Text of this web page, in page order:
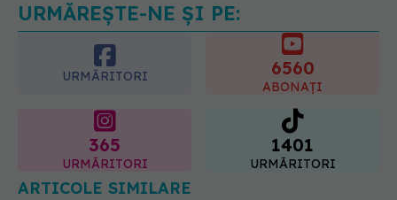
URMĂREȘTE-NE ȘI PE:
URMĂRITORI 6560
ABONAȚI
365
URMĂRITORI
1401
URMĂRITORI
ARTICOLE SIMILARE